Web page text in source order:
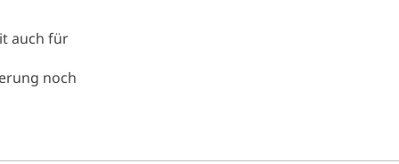
auch für
noch